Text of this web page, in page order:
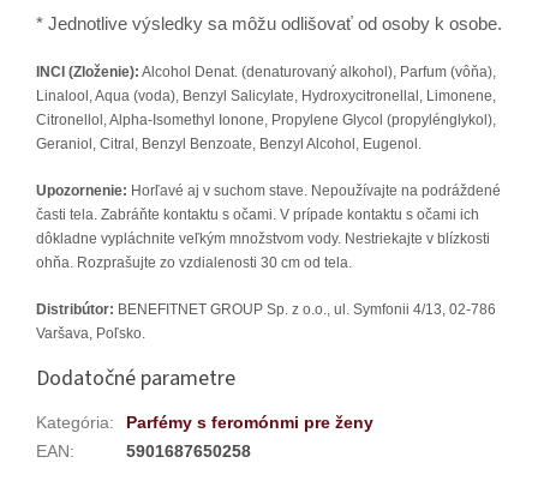
* Jednotlive výsledky sa môžu odlišovať od osoby k osobe.
INCI (Zloženie): Alcohol Denat. (denaturovaný alkohol), Parfum (vôňa),
Linalool, Aqua (voda), Benzyl Salicylate, Hydroxycitronellal, Limonene,
Citronellol, Alpha-Isomethyl Ionone, Propylene Glycol (propylénglykol),
Geraniol, Citral, Benzyl Benzoate, Benzyl Alcohol, Eugenol.
Upozornenie: Horľavé aj v suchom stave. Nepoužívajte na podráždené
časti tela. Zabráňte kontaktu s očami. V prípade kontaktu s očami ich
dôkladne vypláchnite veľkým množstvom vody. Nestriekajte v blízkosti
ohňa. Rozprašujte zo vzdialenosti 30 cm od tela.
Distribútor: BENEFITNET GROUP Sp. z o.o., ul. Symfonii 4/13, 02-786
Varšava, Poľsko.
Dodatočné parametre
Kategória:
Parfémy s feromónmi pre ženy
EAN: 5901687650258